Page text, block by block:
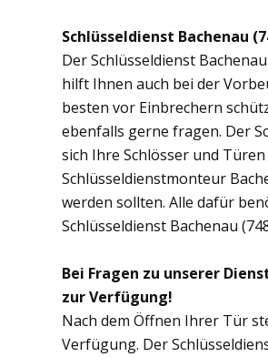
Schlüsseldienst Bachenau
Der Schlüsseldienst
hilft Ihnen auch bei der
besten vor Einbrechern
ebenfalls gerne fragen. Der
sich Ihre Schlösser und
Schlüsseldienstmonteur
werden sollten. Alle dafür
Schlüsseldienst Bachenau
Bei Fragen zu unserer
zur Verfügung!
Nach dem Öffnen Ihrer Tür
Verfügung. Der